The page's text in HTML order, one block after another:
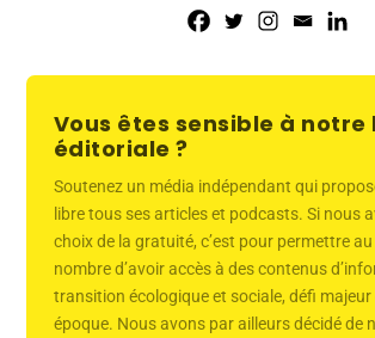
Vous êtes sensible à notre
éditoriale ?
Soutenez un média indépendant qui
libre tous ses articles et podcasts. Si nous
choix de la gratuité, c’est pour permettre
nombre d’avoir accès à des contenus
transition écologique et sociale, défi majeur
époque. Nous avons par ailleurs décidé de